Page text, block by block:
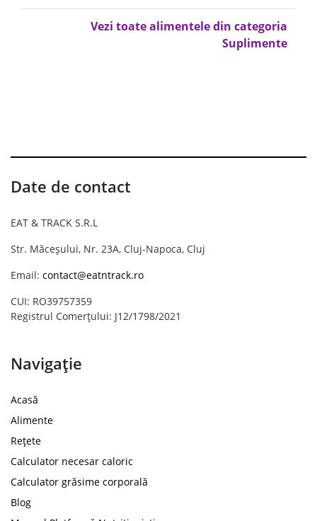
Vezi toate alimentele din categoria
Suplimente
Date de contact
EAT & TRACK S.R.L
Str. Măceșului, Nr. 23A, Cluj-Napoca, Cluj
Email: contact@eatntrack.ro
CUI: RO39757359
Registrul Comerțului: J12/1798/2021
Navigație
Acasă
Alimente
Rețete
Calculator necesar caloric
Calculator grăsime corporală
Blog